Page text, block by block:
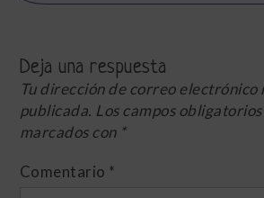
Deja una respuesta
Tu dirección de correo electrónico
publicada. Los campos
marcados con *
Comentario *